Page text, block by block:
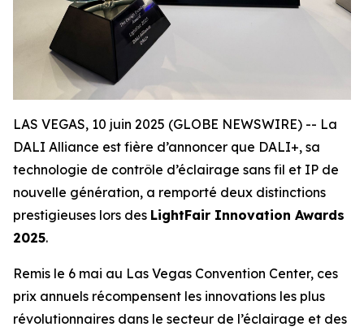
LAS VEGAS, 10 juin 2025 (GLOBE NEWSWIRE) -- La
DALI Alliance est fière d’annoncer que DALI+, sa
technologie de contrôle d’éclairage sans fil et IP de
nouvelle génération, a remporté deux distinctions
prestigieuses lors des LightFair Innovation Awards
2025.
Remis le 6 mai au Las Vegas Convention Center, ces
prix annuels récompensent les innovations les plus
révolutionnaires dans le secteur de l’éclairage et des